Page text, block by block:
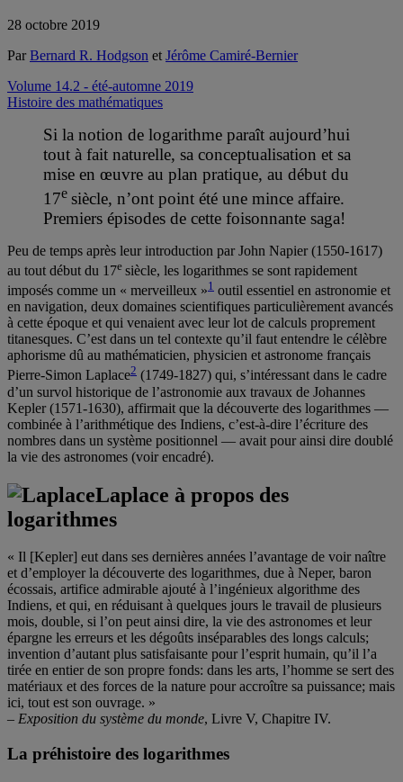
28 octobre 2019
ParBernard R. Hodgson et Jérôme Camiré-Bernier
Volume 14.2 - été-automne 2019
Histoire des mathématiques
Si la notion de logarithme paraît aujourd’hui
tout à fait naturelle, sa conceptualisation et sa
mise en œuvre au plan pratique, au début du
17e siècle, n’ont point été une mince affaire.
Premiers épisodes de cette foisonnante saga!
Peu de temps après leur introduction par John Napier (1550-1617)
au tout début du 17e siècle, les logarithmes se sont rapidement
imposés comme un « merveilleux »1 outil essentiel en astronomie et
en navigation, deux domaines scientifiques particulièrement avancés
à cette époque et qui venaient avec leur lot de calculs proprement
titanesques. C’est dans un tel contexte qu’il faut entendre le célèbre
aphorisme dû au mathématicien, physicien et astronome français
Pierre-Simon Laplace2 (1749-1827) qui, s’intéressant dans le cadre
d’un survol historique de l’astronomie aux travaux de Johannes
Kepler (1571-1630), affirmait que la découverte des logarithmes —
combinée à l’arithmétique des Indiens, c’est-à-dire l’écriture des
nombres dans un système positionnel — avait pour ainsi dire doublé
la vie des astronomes (voir encadré).
Laplace à propos des
logarithmes
« Il [Kepler] eut dans ses dernières années l’avantage de voir naître
et d’employer la découverte des logarithmes, due à Neper, baron
écossais, artifice admirable ajouté à l’ingénieux algorithme des
Indiens, et qui, en réduisant à quelques jours le travail de plusieurs
mois, double, si l’on peut ainsi dire, la vie des astronomes et leur
épargne les erreurs et les dégoûts inséparables des longs calculs;
invention d’autant plus satisfaisante pour l’esprit humain, qu’il l’a
tirée en entier de son propre fonds: dans les arts, l’homme se sert des
matériaux et des forces de la nature pour accroître sa puissance; mais
ici, tout est son ouvrage. »
– Exposition du système du monde, Livre V, Chapitre IV.
La préhistoire des logarithmes